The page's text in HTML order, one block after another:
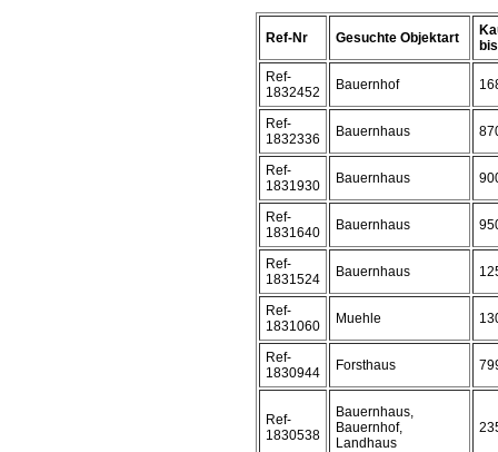
Ref-Nr Gesuchte Objektart
Ref-
1832452
Bauernhof
Ref-
1832336
Bauernhaus
Ref-
1831930
Bauernhaus
Ref-
1831640
Bauernhaus
Ref-
1831524
Bauernhaus
Ref-
1831060
Muehle
Ref-
1830944
Forsthaus
Ref-
1830538
Bauernhaus,
Bauernhof,
Landhaus